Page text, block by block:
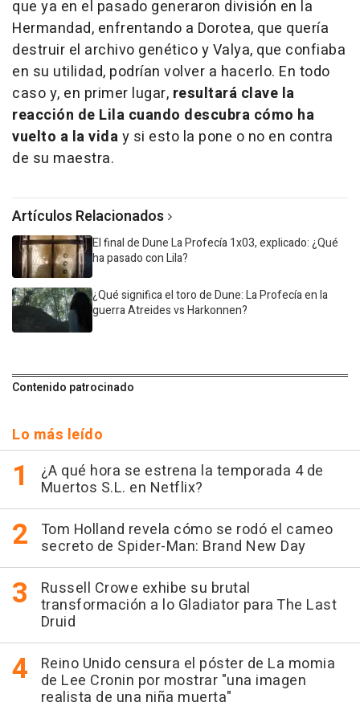
que ya en el pasado generaron división en la
Hermandad, enfrentando a Dorotea, que quería
destruir el archivo genético y Valya, que confiaba
en su utilidad, podrían volver a hacerlo. En todo
caso y, en primer lugar, resultará clave la
reacción de Lila cuando descubra cómo ha
vuelto a la viday si esto la pone o no en contra
de su maestra.
Artículos Relacionados
El final de Dune La Profecía 1x03, explicado: ¿Qué
ha pasado con Lila?
¿Qué significa el toro de Dune: La Profecía en la
guerra Atreides vs Harkonnen?
Contenido patrocinado
Lo más leído
¿A qué hora se estrena la temporada 4 de
Muertos S.L. en Netflix?
Tom Holland revela cómo se rodó el cameo
secreto de Spider-Man: Brand New Day
Russell Crowe exhibe su brutal
transformación a lo Gladiator para The Last
Druid
Reino Unido censura el póster de La momia
de Lee Cronin por mostrar "una imagen